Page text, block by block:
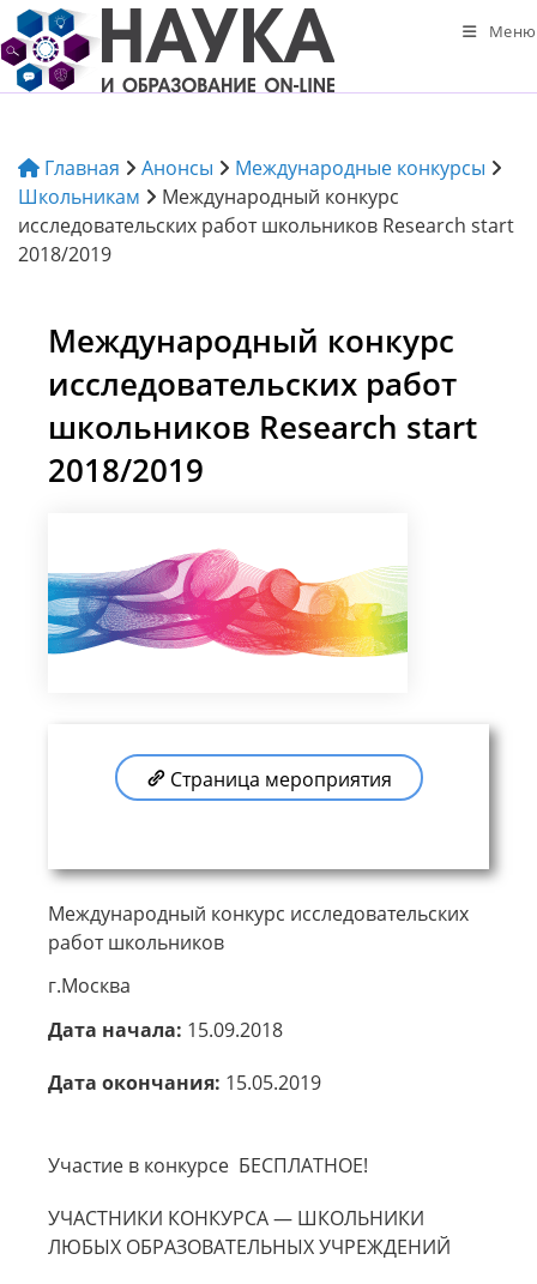
Перейти
к
содержимому
Меню
Главная Анонсы
Международные конкурсы
Школьникам
Международный конкурс
исследовательских работ школьников Research start
2018/2019
Международный конкурс
исследовательских работ
школьников Research start
2018/2019
Страница мероприятия
Международный конкурс исследовательских
работ школьников
г.Москва
Дата начала: 15.09.2018
Дата окончания: 15.05.2019
Участие в конкурсе БЕСПЛАТНОЕ!
УЧАСТНИКИ КОНКУРСА — ШКОЛЬНИКИ
ЛЮБЫХ ОБРАЗОВАТЕЛЬНЫХ УЧРЕЖДЕНИЙ